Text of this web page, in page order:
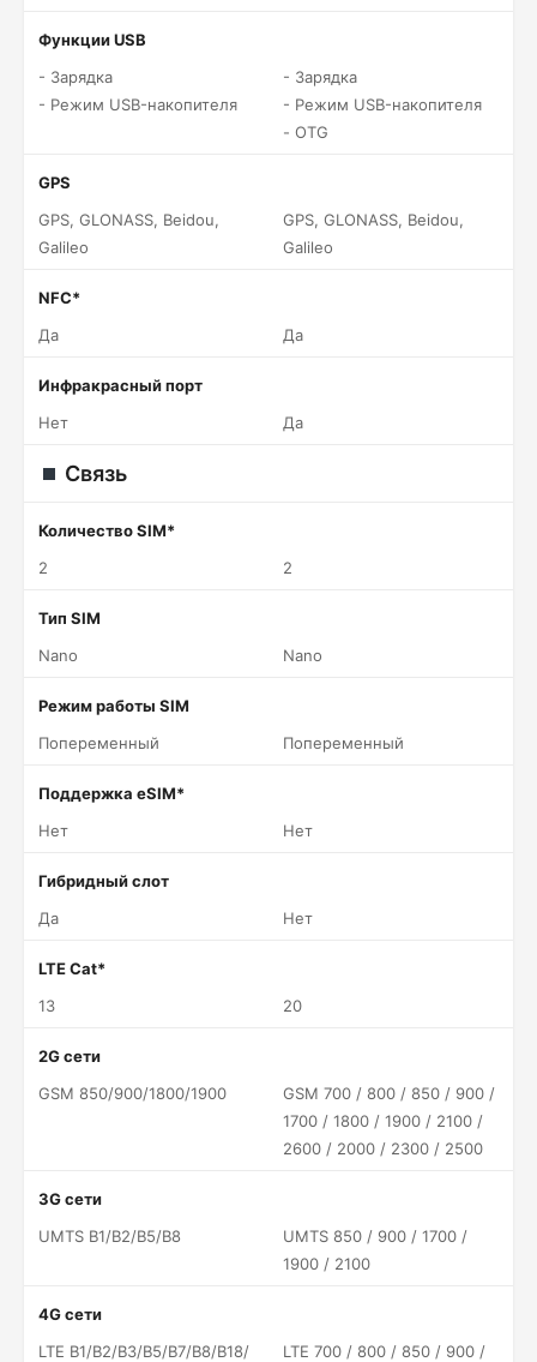
Функции USB
- Зарядка
- Режим USB-накопителя
- Зарядка
- Режим USB-накопителя
- OTG
GPS
GPS, GLONASS, Beidou,
Galileo
GPS, GLONASS, Beidou,
Galileo
NFC*
Да
Да
Инфракрасный порт
Нет
Да
Связь
Количество SIM*
2
2
Тип SIM
Nano
Nano
Режим работы SIM
Попеременный
Попеременный
Поддержка eSIM*
Нет
Нет
Гибридный слот
Да
Нет
LTE Cat*
13
20
2G сети
GSM 850/​900/​1800/​1900
GSM 700 / 800 / 850 / 900 /
1700 / 1800 / 1900 / 2100 /
2600 / 2000 / 2300 / 2500
3G сети
UMTS B1/​B2/​B5/​B8
UMTS 850 / 900 / 1700 /
1900 / 2100
4G сети
LTE B1/​B2/​B3/​B5/​B7/​B8/​B18/​
LTE 700 / 800 / 850 / 900 /